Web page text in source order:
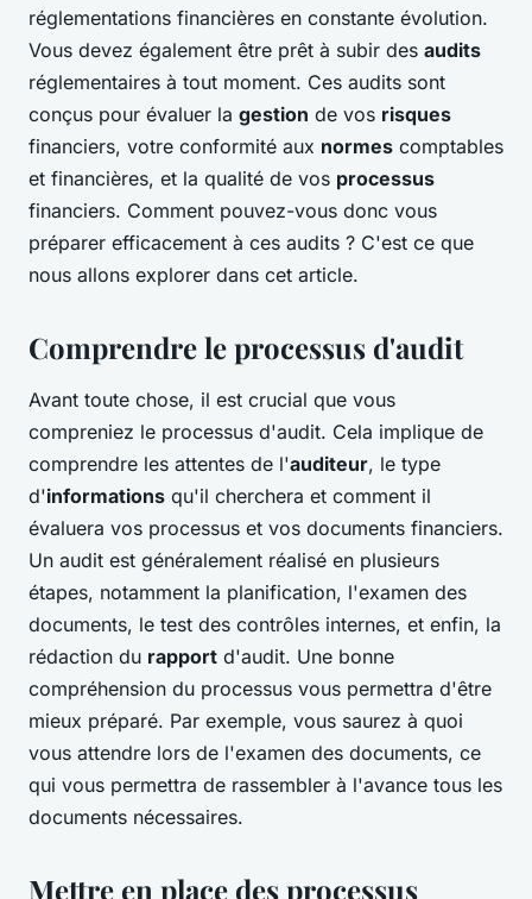
réglementations financières en constante évolution.
Vous devez également être prêt à subir des audits
réglementaires à tout moment. Ces audits sont
conçus pour évaluer la gestion de vos risques
financiers, votre conformité aux normes comptables
et financières, et la qualité de vos processus
financiers. Comment pouvez-vous donc vous
préparer efficacement à ces audits ? C'est ce que
nous allons explorer dans cet article.
Comprendre le processus d'audit
Avant toute chose, il est crucial que vous
compreniez le processus d'audit. Cela implique de
comprendre les attentes de l'auditeur, le type
d'informations qu'il cherchera et comment il
évaluera vos processus et vos documents financiers.
Un audit est généralement réalisé en plusieurs
étapes, notamment la planification, l'examen des
documents, le test des contrôles internes, et enfin, la
rédaction du rapport d'audit. Une bonne
compréhension du processus vous permettra d'être
mieux préparé. Par exemple, vous saurez à quoi
vous attendre lors de l'examen des documents, ce
qui vous permettra de rassembler à l'avance tous les
documents nécessaires.
Mettre en place des processus